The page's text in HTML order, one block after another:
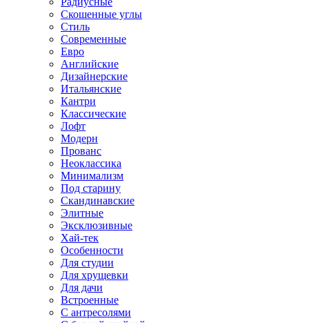
Скошенные углы
Стиль
Современные
Евро
Английские
Дизайнерские
Итальянские
Кантри
Классические
Лофт
Модерн
Прованс
Неоклассика
Минимализм
Под старину
Скандинавские
Элитные
Эксклюзивные
Хай-тек
Особенности
Для студии
Для хрущевки
Для дачи
Встроенные
С антресолями